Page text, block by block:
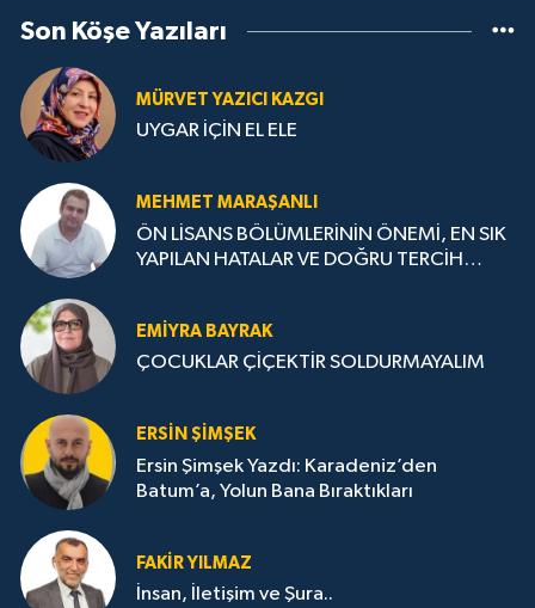
Son Köşe Yazıları
MÜRVET YAZICI KAZGI
UYGAR İÇİN EL ELE
MEHMET MARAŞANLI
ÖN LİSANS BÖLÜMLERİNİN ÖNEMİ, EN SIK
YAPILAN HATALAR VE DOĞRU TERCİH
EMIYRA BAYRAK
ÇOCUKLAR ÇİÇEKTİR SOLDURMAYALIM
ERSIN ŞIMŞEK
Ersin Şimşek Yazdı: Karadeniz’den
Batum’a, Yolun Bana Bıraktıkları
FAKIR YILMAZ
İnsan, İletişim ve Şura..